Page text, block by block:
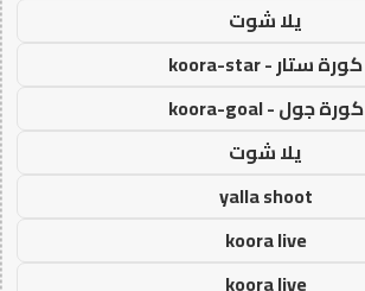
يلا شوت
كورة ستار - koora-star
كورة جول - koora-goal
يلا شوت
yalla shoot
koora live
koora live